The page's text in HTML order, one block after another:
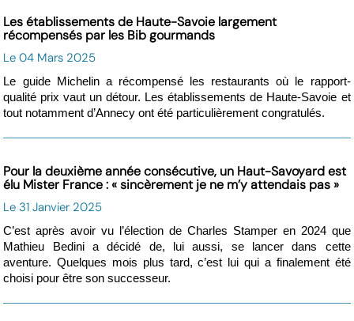
Les établissements de Haute-Savoie largement
récompensés par les Bib gourmands
Le 04 Mars 2025
Le guide Michelin a récompensé les restaurants où le rapport-
qualité prix vaut un détour. Les établissements de Haute-Savoie et
tout notamment d’Annecy ont été particulièrement congratulés.
Pour la deuxième année consécutive, un Haut-Savoyard est
élu Mister France : « sincèrement je ne m’y attendais pas »
Le 31 Janvier 2025
C’est après avoir vu l’élection de Charles Stamper en 2024 que
Mathieu Bedini a décidé de, lui aussi, se lancer dans cette
aventure. Quelques mois plus tard, c’est lui qui a finalement été
choisi pour être son successeur.